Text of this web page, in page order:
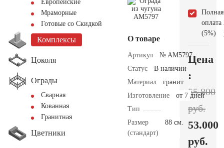
Европейские
Мраморные
Готовые со Скидкой
Комплексы
Цоколя
Ограды
Сварная
Кованная
Гранитная
Цветники
О товаре
Артикул
№ AM5797
Статус
В наличии
Материал
гранит
Изготовление
от 7 дней
Тип
Размер
(стандарт)
88 см.
Полная
оплата
(5%)
Цена
:
55.800
руб.
53.000
руб.